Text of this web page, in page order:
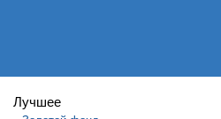
Лучшее